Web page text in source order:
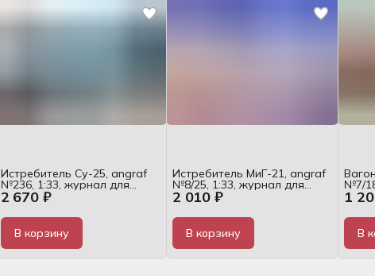
2 670 ₽
Истребитель Су-25, angraf
№236, 1:33, журнал для
сборки
В корзину
2 010 ₽
Истребитель МиГ-21, angraf
№8/25, 1:33, журнал для
сборки
В корзину
1
№7/
В